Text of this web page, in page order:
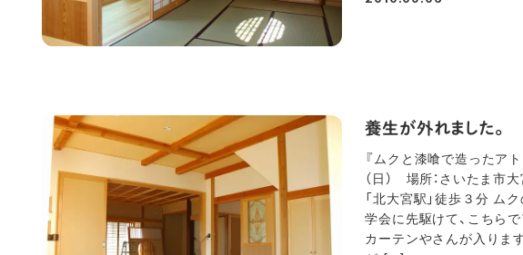
投稿日
養生が外れました。
『ムクと漆喰で造ったア
（日） 場所：さいたま市
「北大宮駅」徒歩３分 ム
学会に先駆けて、こちらで
カーテンやさんが入りま